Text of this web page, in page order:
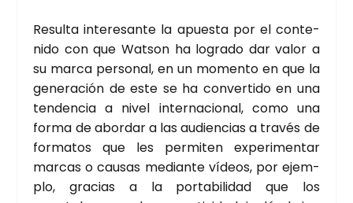
Resul­ta intere­san­te la apues­ta por el con­te­
ni­do con que Watson ha logra­do dar valor a
su mar­ca per­so­nal, en un momen­to en que la
gene­ra­ción de este se ha con­ver­ti­do en una
ten­den­cia a nivel inter­na­cio­nal, como una
for­ma de abor­dar a las audien­cias a tra­vés de
for­ma­tos que les per­mi­ten expe­ri­men­tar
mar­cas o cau­sas median­te vídeos, por ejem­
plo, gra­cias a la por­ta­bi­li­dad que los